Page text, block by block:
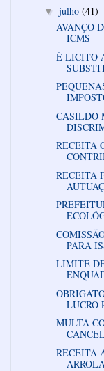
▼ julho (41)
AVANÇO
ICMS
É LICITO
CASILDO
RECEITA
RECEITA
PARA
LIMITE
LUCRO
MULTA
RECEITA